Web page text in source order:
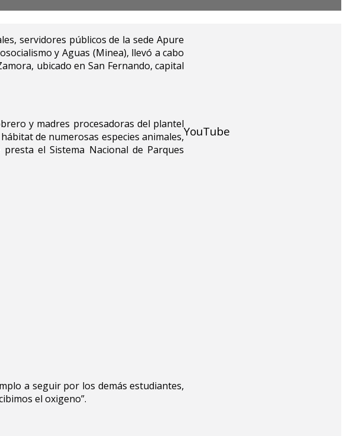
servidores públicos de la sede Apure
y Aguas (Minea), llevó a cabo
ubicado en San Fernando, capital
y madres procesadoras del plantel
de numerosas especies animales,
el Sistema Nacional de Parques
a seguir por los demás estudiantes,
el oxigeno”.
YouTube